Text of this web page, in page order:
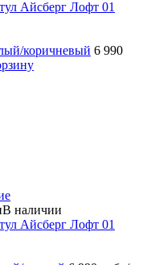
коричневый 6 990
В наличии